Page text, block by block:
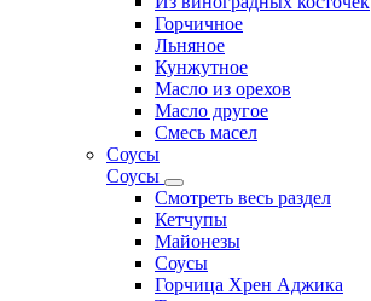
Горчичное
Льняное
Кунжутное
Масло из орехов
Масло другое
Смесь масел
Соусы
Соусы
Смотреть весь раздел
Кетчупы
Майонезы
Соусы
Горчица Хрен Аджика